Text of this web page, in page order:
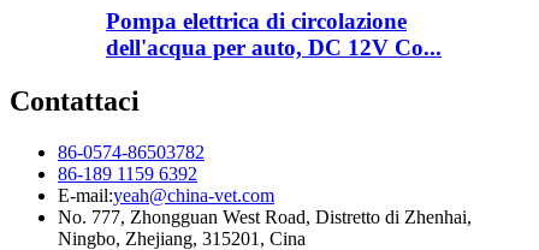
Pompa elettrica di circolazione
dell'acqua per auto, DC 12V Co...
Contattaci
86-0574-86503782
86-189 1159 6392
E-mail:yeah@china-vet.com
No. 777, Zhongguan West Road, Distretto di Zhenhai,
Ningbo, Zhejiang, 315201, Cina